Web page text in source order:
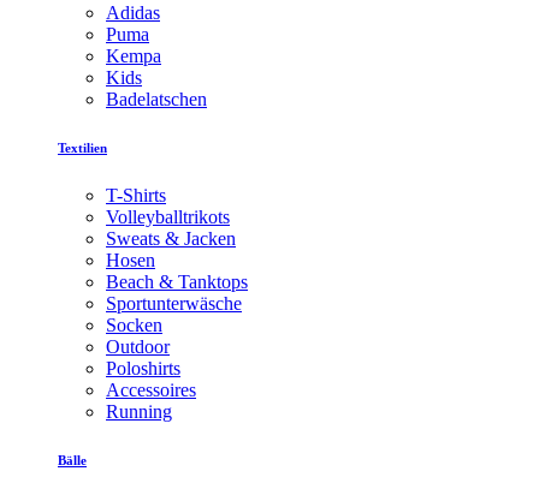
Adidas
Puma
Kempa
Kids
Badelatschen
Textilien
T-Shirts
Volleyballtrikots
Sweats & Jacken
Hosen
Beach & Tanktops
Sportunterwäsche
Socken
Outdoor
Poloshirts
Accessoires
Running
Bälle